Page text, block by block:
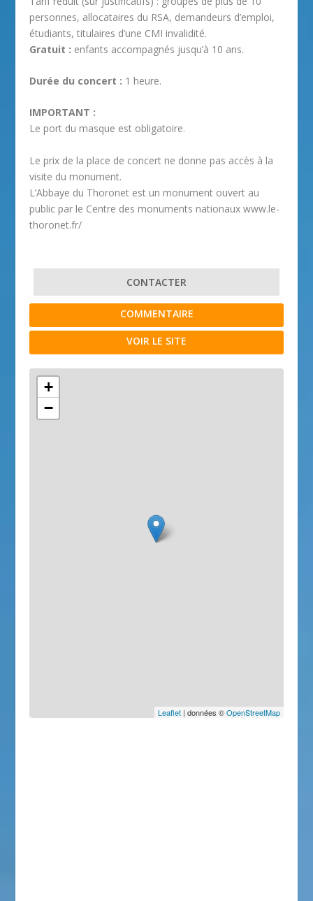
personnes, allocataires du RSA, demandeurs d’emploi,
étudiants, titulaires d’une CMI invalidité.
Gratuit : enfants accompagnés jusqu’à 10 ans.
Durée du concert : 1 heure.
IMPORTANT :
Le port du masque est obligatoire.
Le prix de la place de concert ne donne pas accès à la
visite du monument.
L’Abbaye du Thoronet est un monument ouvert au
public par le Centre des monuments nationaux www.le-
thoronet.fr/
CONTACTER
COMMENTAIRE
VOIR LE SITE
+
−
Leaflet| données ©OpenStreetMap